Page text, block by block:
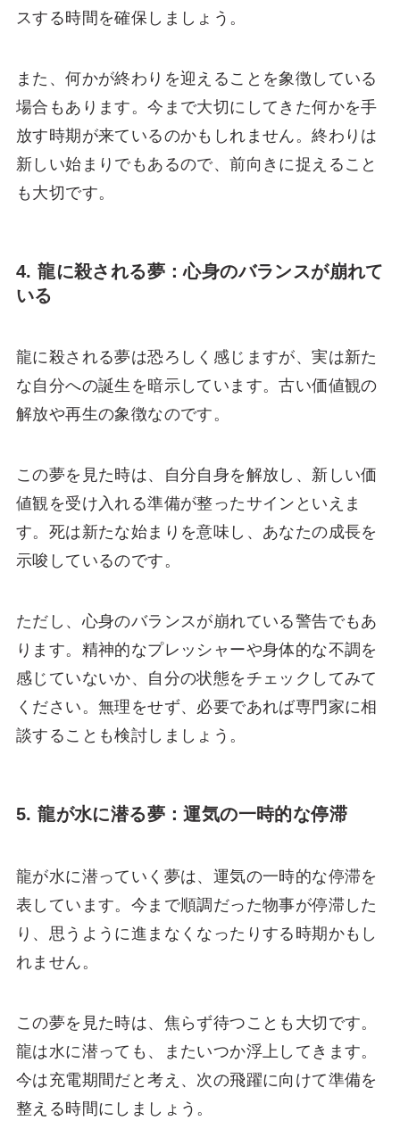
スする時間を確保しましょう。
また、何かが終わりを迎えることを象徴している
場合もあります。今まで大切にしてきた何かを手
放す時期が来ているのかもしれません。終わりは
新しい始まりでもあるので、前向きに捉えること
も大切です。
4. 龍に殺される夢：心身のバランスが崩れて
いる
龍に殺される夢は恐ろしく感じますが、実は新た
な自分への誕生を暗示しています。古い価値観の
解放や再生の象徴なのです。
この夢を見た時は、自分自身を解放し、新しい価
値観を受け入れる準備が整ったサインといえま
す。死は新たな始まりを意味し、あなたの成長を
示唆しているのです。
ただし、心身のバランスが崩れている警告でもあ
ります。精神的なプレッシャーや身体的な不調を
感じていないか、自分の状態をチェックしてみて
ください。無理をせず、必要であれば専門家に相
談することも検討しましょう。
5. 龍が水に潜る夢：運気の一時的な停滞
龍が水に潜っていく夢は、運気の一時的な停滞を
表しています。今まで順調だった物事が停滞した
り、思うように進まなくなったりする時期かもし
れません。
この夢を見た時は、焦らず待つことも大切です。
龍は水に潜っても、またいつか浮上してきます。
今は充電期間だと考え、次の飛躍に向けて準備を
整える時間にしましょう。